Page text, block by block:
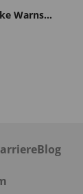
Unisex Parkajacke Warnschutz Kaku
Blog